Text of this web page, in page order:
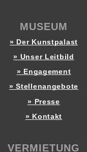
MUSEUM
» Der Kunstpalast
» Unser Leitbild
» Engagement
» Stellenangebote
» Presse
» Kontakt
VERMIETUNG